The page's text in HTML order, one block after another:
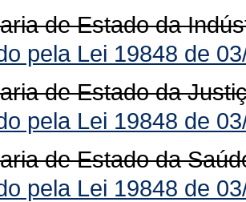
de Estado da
pela Lei 19848 de
de Estado da
pela Lei 19848 de
de Estado da
pela Lei 19848 de